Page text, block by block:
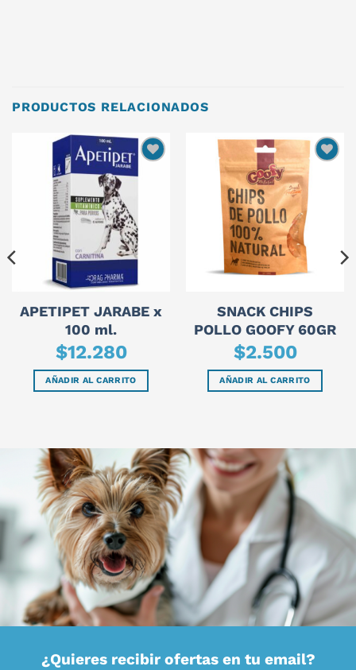
PRODUCTOS RELACIONADOS
APETIPET JARABE x
100 ml.
$12.280
AÑADIR AL CARRITO
SNACK CHIPS
POLLO GOOFY 60GR
$2.500
AÑADIR AL CARRITO
¿Quieres recibir ofertas en tu email?